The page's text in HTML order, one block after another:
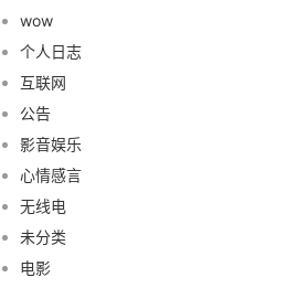
wow
个人日志
互联网
公告
影音娱乐
心情感言
无线电
未分类
电影